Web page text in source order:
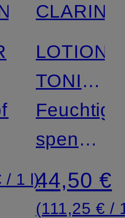
/ 1 l)
Limitiert
CLARINS
LOTION
TONIQUE
für
44,50 €
(111,25 € /